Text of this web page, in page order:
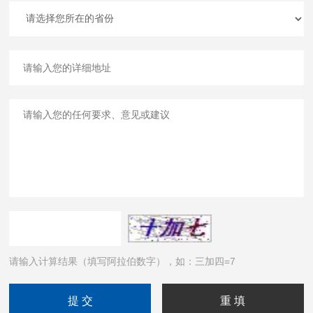
请输入计算结果（填写阿拉伯数字），如：三加四=7